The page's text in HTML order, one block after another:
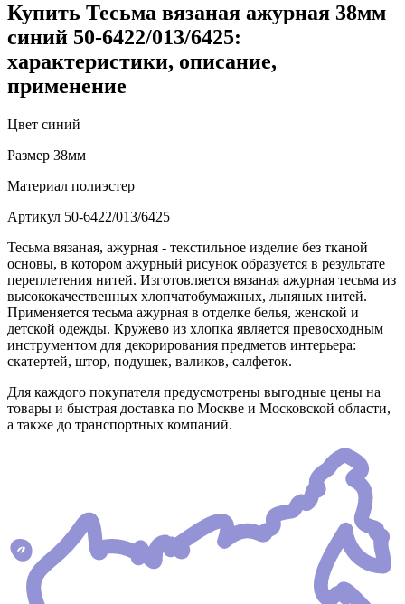
Купить Тесьма вязаная ажурная 38мм
синий 50-6422/013/6425:
характеристики, описание,
применение
Цвет синий
Размер 38мм
Материал полиэстер
Артикул 50-6422/013/6425
Тесьма вязаная, ажурная - текстильное изделие без тканой
основы, в котором ажурный рисунок образуется в результате
переплетения нитей. Изготовляется вязаная ажурная тесьма из
высококачественных хлопчатобумажных, льняных нитей.
Применяется тесьма ажурная в отделке белья, женской и
детской одежды. Кружево из хлопка является превосходным
инструментом для декорирования предметов интерьера:
скатертей, штор, подушек, валиков, салфеток.
Для каждого покупателя предусмотрены выгодные цены на
товары и быстрая доставка по Москве и Московской области,
а также до транспортных компаний.